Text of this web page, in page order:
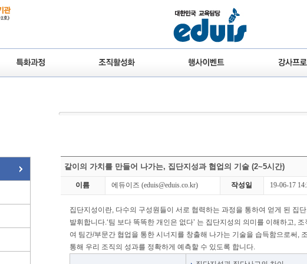
같이의 가치를 만들어 나가는, 집단지성과 협업의 기술 (2~5시간)
이름 에듀이즈 (eduis@eduis.co.kr) 작성일 19-06-17
집단지성이란, 다수의 구성원들이 서로 협력하는 과정을 통하여 얻게 된 집
발휘합니다.‘팀 보다 똑똑한 개인은 없다’ 는 집단지성의 의미를 이해하고,
여 팀간/부문간 협업을 통한 시너지를 창출해 나가는 기술을 습득함으로써,
통해 우리 조직의 성과를 정확하게 예측할 수 있도록 합니다.